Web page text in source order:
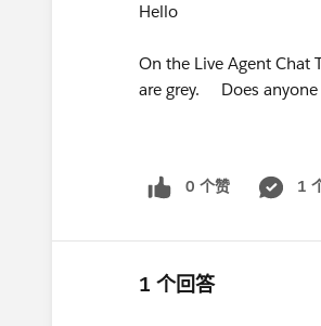
Hello
On the Live Agent Chat
are grey. Does anyone
0 个赞 1
1 个回答